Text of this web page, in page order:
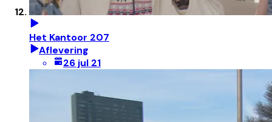
Het Kantoor 207
Aflevering
26 jul 21